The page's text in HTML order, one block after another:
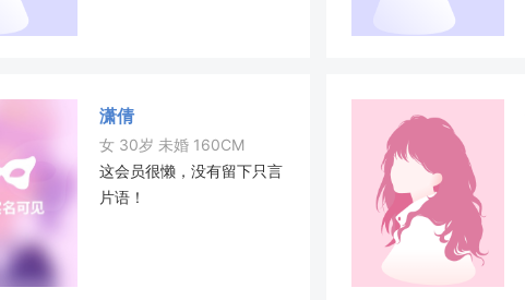
潇倩
女 30岁 未婚 160CM
这会员很懒，没有留下只言
片语！